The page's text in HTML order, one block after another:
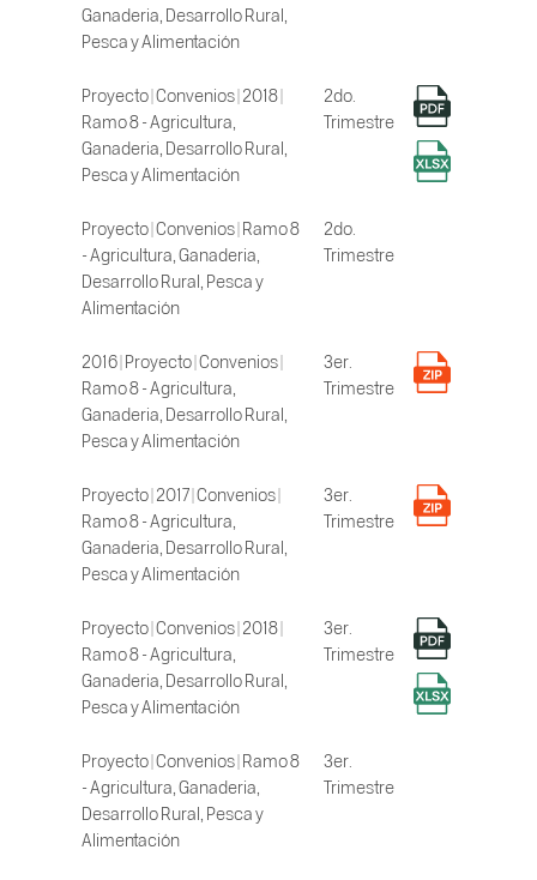
Ganaderia, Desarrollo Rural,
Pesca y Alimentación
Proyecto | Convenios | 2018 |
Ramo 8 - Agricultura,
Ganaderia, Desarrollo Rural,
Pesca y Alimentación
2do.
Trimestre
Proyecto | Convenios | Ramo 8
- Agricultura, Ganaderia,
Desarrollo Rural, Pesca y
Alimentación
2do.
Trimestre
2016 | Proyecto | Convenios |
Ramo 8 - Agricultura,
Ganaderia, Desarrollo Rural,
Pesca y Alimentación
3er.
Trimestre
Proyecto | 2017 | Convenios |
Ramo 8 - Agricultura,
Ganaderia, Desarrollo Rural,
Pesca y Alimentación
3er.
Trimestre
Proyecto | Convenios | 2018 |
Ramo 8 - Agricultura,
Ganaderia, Desarrollo Rural,
Pesca y Alimentación
3er.
Trimestre
Proyecto | Convenios | Ramo 8
- Agricultura, Ganaderia,
Desarrollo Rural, Pesca y
Alimentación
3er.
Trimestre